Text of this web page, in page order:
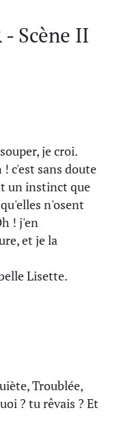
- Scène II
je croi.
c'est sans doute
un instinct que
n'osent
! j'en
et je la
Lisette.
Troublée,
? tu rêvais ? Et